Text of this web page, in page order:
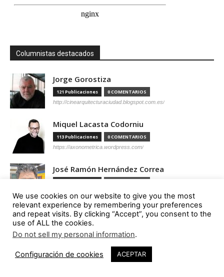
Columnistas destacados
Jorge Gorostiza
121 Publicaciones 0 COMENTARIOS
http://cinearquitecturaciudad.blogspot.com.es/
Miquel Lacasta Codorniu
113 Publicaciones 0 COMENTARIOS
https://axonometrica.wordpress.com/
José Ramón Hernández Correa
http://arquitectamoslocos.blogspot.com.es/
Miguel Ángel Díaz Camacho
95 Publicaciones
https://madc.xyz/
Ana Barreiro Blanco
We use cookies on our website to give you the most
relevant experience by remembering your preferences
and repeat visits. By clicking “Accept”, you consent to the
use of ALL the cookies.
Do not sell my personal information.
Configuración de cookies ACEPTAR